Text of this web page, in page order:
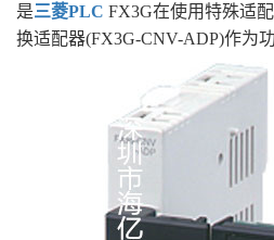
是三菱PLC FX3G在使用特殊适
换适配器(FX3G-CNV-ADP)作为